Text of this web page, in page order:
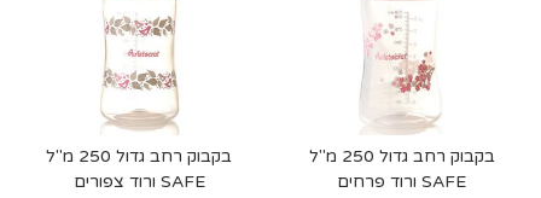
בקבוק רחב גדול 250 מ"ל
SAFE ורוד פרחים
בקבוק רחב גדול 250 מ"ל
SAFE ורוד צפורים